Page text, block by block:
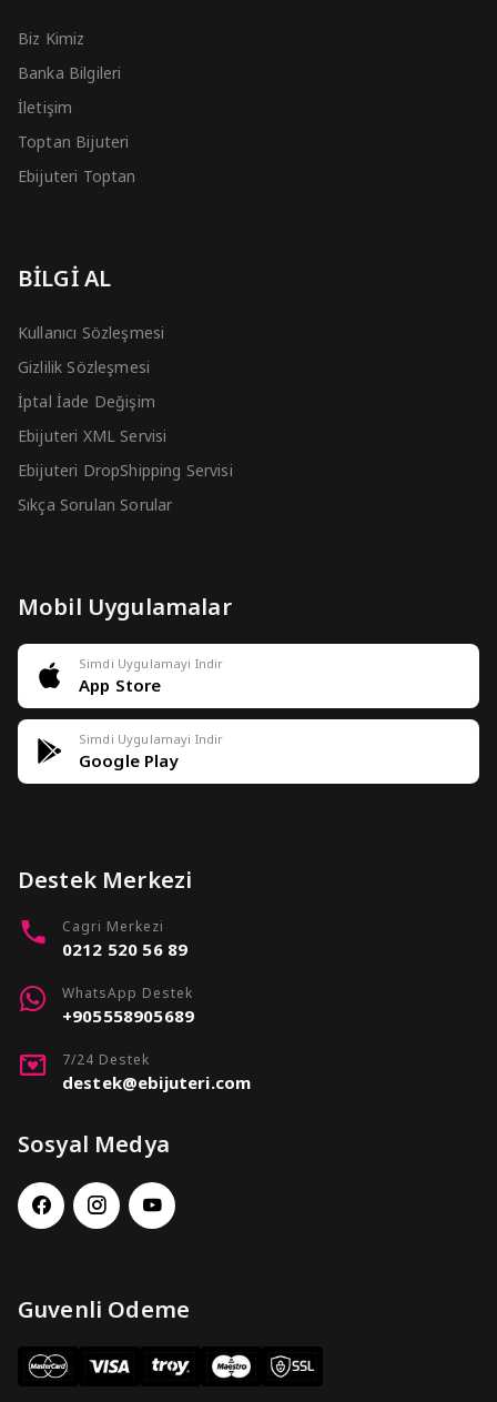
Biz Kimiz
Banka Bilgileri
İletişim
Toptan Bijuteri
Ebijuteri Toptan
BİLGİ AL
Kullanıcı Sözleşmesi
Gizlilik Sözleşmesi
İptal İade Değişim
Ebijuteri XML Servisi
Ebijuteri DropShipping Servisi
Sıkça Sorulan Sorular
Mobil Uygulamalar
Simdi Uygulamayi Indir
App Store
Simdi Uygulamayi Indir
Google Play
Destek Merkezi
Cagri Merkezi
0212 520 56 89
WhatsApp Destek
+905558905689
7/24 Destek
destek@ebijuteri.com
Sosyal Medya
Guvenli Odeme